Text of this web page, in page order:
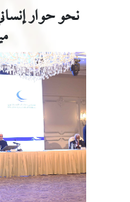
نحو حوار